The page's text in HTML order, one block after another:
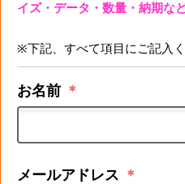
イズ・データ・数量・納期な
※下記、すべて項目にご記入く
お名前 ＊
メールアドレス ＊